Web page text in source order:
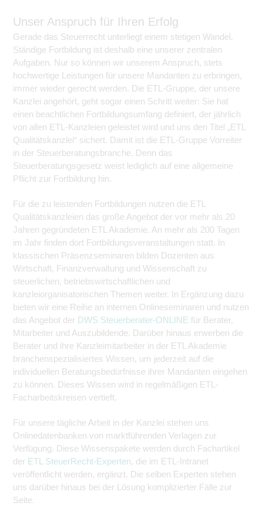
Unser Anspruch für Ihren Erfolg
Gerade das Steuerrecht unterliegt einem stetigen Wandel.
Ständige Fortbildung ist deshalb eine unserer zentralen
Aufgaben. Nur so können wir unserem Anspruch, stets
hochwertige Leistungen für unsere Mandanten zu erbringen,
immer wieder gerecht werden. Die ETL-Gruppe, der unsere
Kanzlei angehört, geht sogar einen Schritt weiter: Sie hat
einen beachtlichen Fortbildungsumfang definiert, der jährlich
von allen ETL-Kanzleien geleistet wird und uns den Titel „ETL
Qualitätskanzlei“ sichert. Damit ist die ETL-Gruppe Vorreiter
in der Steuerberatungsbranche. Denn das
Steuerberatungsgesetz weist lediglich auf eine allgemeine
Pflicht zur Fortbildung hin.
Für die zu leistenden Fortbildungen nutzen die ETL
Qualitätskanzleien das große Angebot der vor mehr als 20
Jahren gegründeten ETL Akademie. An mehr als 200 Tagen
im Jahr finden dort Fortbildungsveranstaltungen statt. In
klassischen Präsenzseminaren bilden Dozenten aus
Wirtschaft, Finanzverwaltung und Wissenschaft zu
steuerlichen, betriebswirtschaftlichen und
kanzleiorganisatorischen Themen weiter. In Ergänzung dazu
bieten wir eine Reihe an internen Onlineseminaren und nutzen
das Angebot der DWS Steuerberater-ONLINE für Berater,
Mitarbeiter und Auszubildende. Darüber hinaus erwerben die
Berater und ihre Kanzleimitarbeiter in der ETL Akademie
branchenspezialisiertes Wissen, um jederzeit auf die
individuellen Beratungsbedürfnisse ihrer Mandanten eingehen
zu können. Dieses Wissen wird in regelmäßigen ETL-
Facharbeitskreisen vertieft.
Für unsere tägliche Arbeit in der Kanzlei stehen uns
Onlinedatenbanken von marktführenden Verlagen zur
Verfügung. Diese Wissenspakete werden durch Fachartikel
der ETL SteuerRecht-Experten, die im ETL-Intranet
veröffentlicht werden, ergänzt. Die selben Experten stehen
uns darüber hinaus bei der Lösung komplizierter Fälle zur
Seite.